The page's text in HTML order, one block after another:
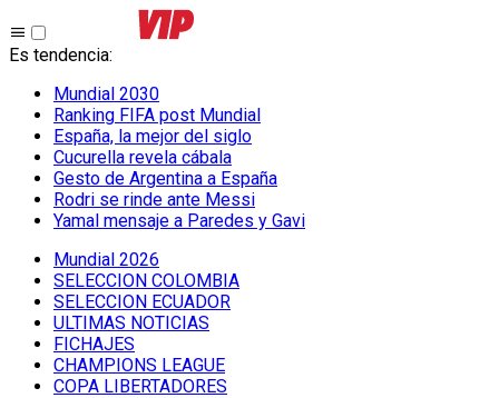
Es tendencia:
Mundial 2030
Ranking FIFA post Mundial
España, la mejor del siglo
Cucurella revela cábala
Gesto de Argentina a España
Rodri se rinde ante Messi
Yamal mensaje a Paredes y Gavi
Mundial 2026
SELECCION COLOMBIA
SELECCION ECUADOR
ULTIMAS NOTICIAS
FICHAJES
CHAMPIONS LEAGUE
COPA LIBERTADORES